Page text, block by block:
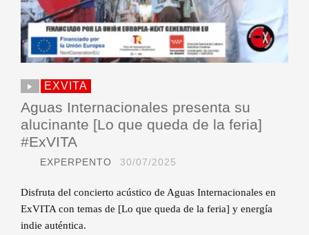
EXVITA
Aguas Internacionales presenta su
alucinante [Lo que queda de la feria]
#ExVITA
EXPERPENTO 30/07/2025
Disfruta del concierto acústico de Aguas Internacionales en
ExVITA con temas de [Lo que queda de la feria] y energía
indie auténtica.